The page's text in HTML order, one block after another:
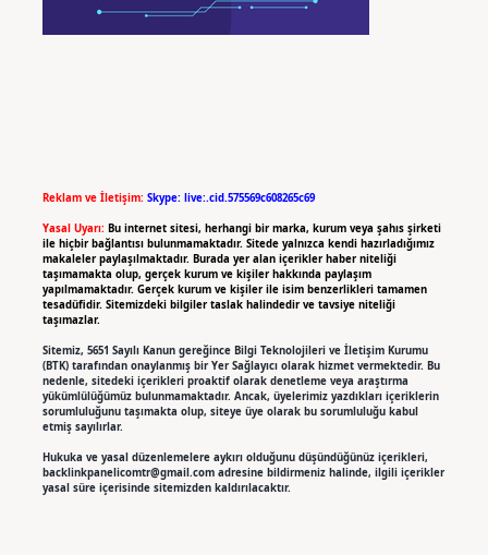
Reklam ve İletişim: Skype: live:.cid.575569c608265c69
Yasal Uyarı: Bu internet sitesi, herhangi bir marka, kurum veya şahıs şirketi
ile hiçbir bağlantısı bulunmamaktadır. Sitede yalnızca kendi hazırladığımız
makaleler paylaşılmaktadır. Burada yer alan içerikler haber niteliği
taşımamakta olup, gerçek kurum ve kişiler hakkında paylaşım
yapılmamaktadır. Gerçek kurum ve kişiler ile isim benzerlikleri tamamen
tesadüfidir. Sitemizdeki bilgiler taslak halindedir ve tavsiye niteliği
taşımazlar.
Sitemiz, 5651 Sayılı Kanun gereğince Bilgi Teknolojileri ve İletişim Kurumu
(BTK) tarafından onaylanmış bir Yer Sağlayıcı olarak hizmet vermektedir. Bu
nedenle, sitedeki içerikleri proaktif olarak denetleme veya araştırma
yükümlülüğümüz bulunmamaktadır. Ancak, üyelerimiz yazdıkları içeriklerin
sorumluluğunu taşımakta olup, siteye üye olarak bu sorumluluğu kabul
etmiş sayılırlar.
Hukuka ve yasal düzenlemelere aykırı olduğunu düşündüğünüz içerikleri,
backlinkpanelicomtr@gmail.comadresine bildirmeniz halinde, ilgili içerikler
yasal süre içerisinde sitemizden kaldırılacaktır.